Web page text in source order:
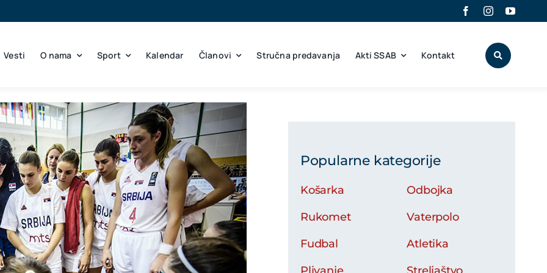
Vesti O nama Sport Kalendar Članovi Stručna predavanja Akti SSAB Kontakt
Popularne kategorije
Košarka
Rukomet
Fudbal
Odbojka
Vaterpolo
Atletika